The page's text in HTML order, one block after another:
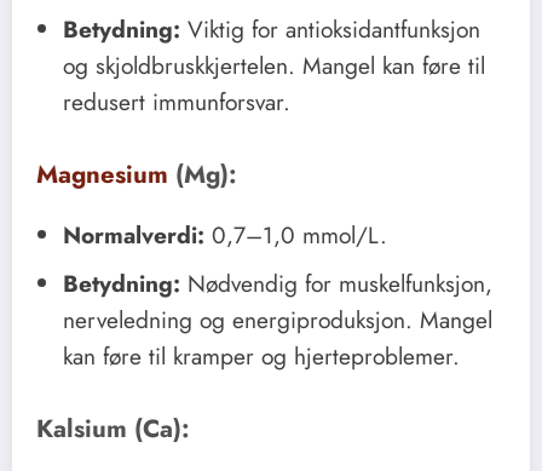
Betydning: Viktig for antioksidantfunksjon
og skjoldbruskkjertelen. Mangel kan føre til
redusert immunforsvar.
Magnesium (Mg):
Normalverdi: 0,7–1,0 mmol/L.
Betydning: Nødvendig for muskelfunksjon,
nerveledning og energiproduksjon. Mangel
kan føre til kramper og hjerteproblemer.
Kalsium (Ca):